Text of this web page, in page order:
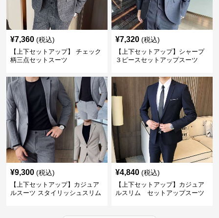
¥7,360 (税込)
【上下セットアップ】 チェック
柄三点セットスーツ
¥7,320 (税込)
【上下セットアップ】シャープ
３ピースセットアップスーツ
¥9,300 (税込)
【上下セットアップ】カジュア
ルスーツ スタイリッシュスリム
¥4,840 (税込)
【上下セットアップ】カジュア
ルスリム セットアップスーツ